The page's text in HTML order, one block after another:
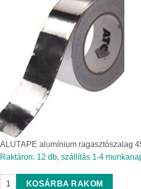
ALUTAPE alumínium ragasztószalag
Raktáron: 12 db, szállítás 1-4
ALUTAPE alumínium ragasztószalag 45m
KOSÁRBA RAKOM